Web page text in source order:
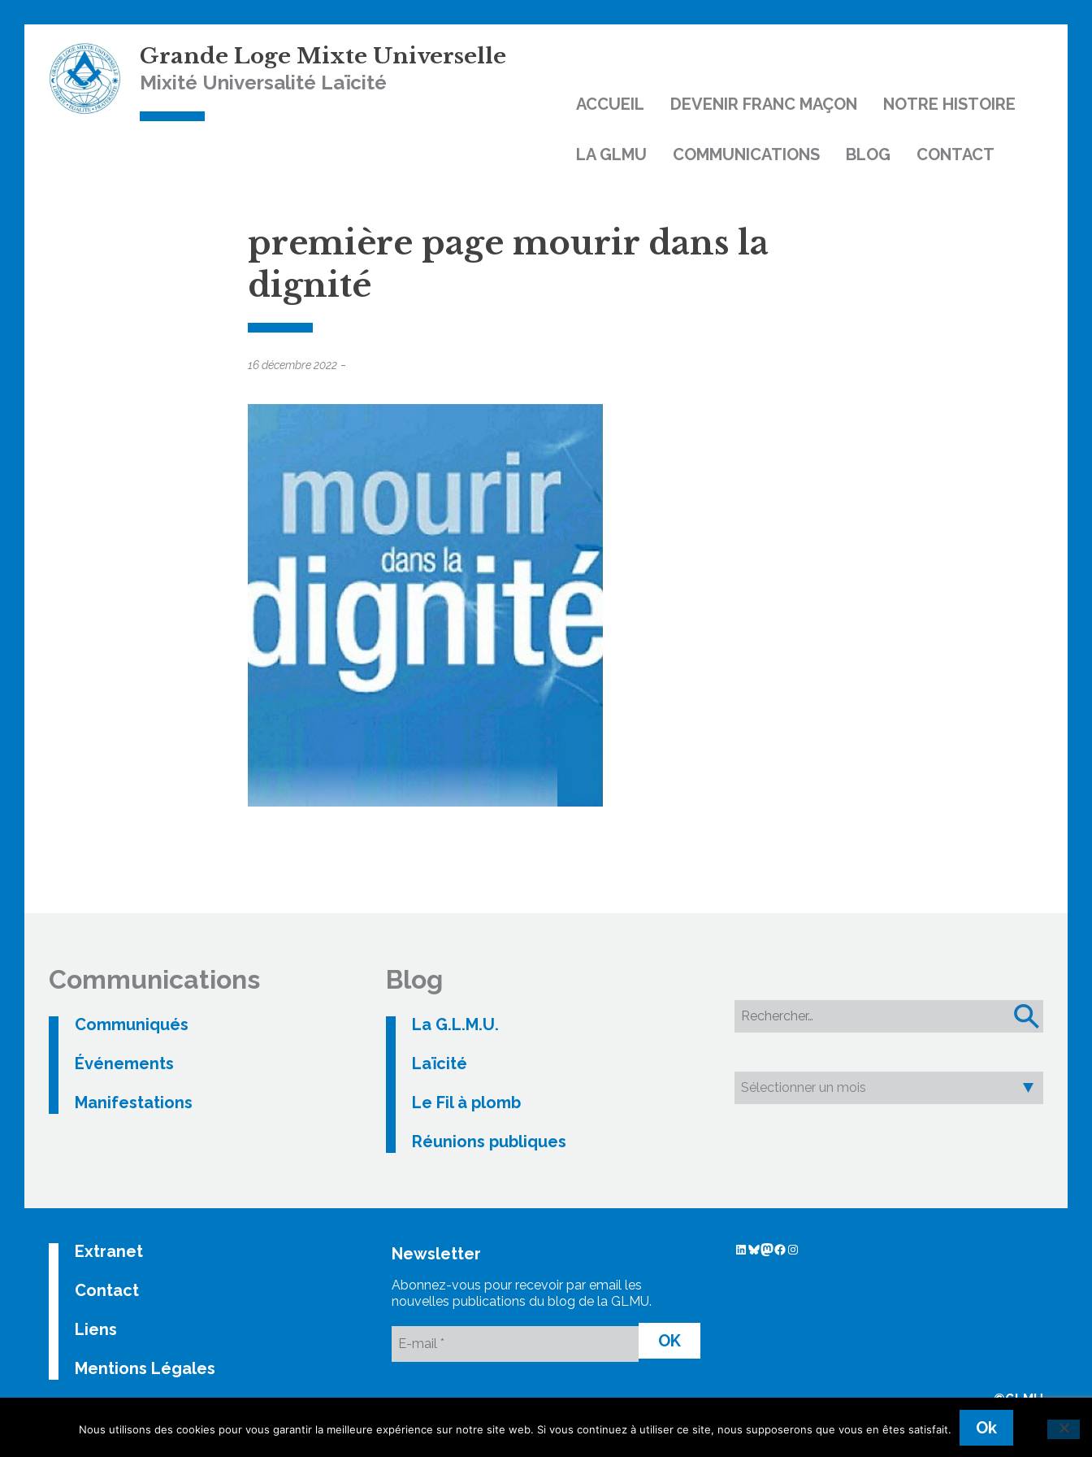
content
Grande Loge Mixte Universelle
Mixité Universalité Laïcité
ACCUEIL DEVENIR FRANC MAÇON NOTRE HISTOIRE
LA GLMU COMMUNICATIONS BLOG CONTACT
première page mourir dans la
dignité
16 décembre 2022 -
Communications
Communiqués
Événements
Manifestations
Blog
La G.L.M.U.
Laïcité
Le Fil à plomb
Réunions publiques
Rechercher :
Extranet
Contact
Liens
Mentions Légales
Newsletter
Abonnez-vous pour recevoir par email les
nouvelles publications du blog de la GLMU.
LinkedIn
Bluesky
Mastodon
Facebook GLMU
Instagram
©GLMU
Nous utilisons des cookies pour vous garantir la meilleure expérience sur notre site web. Si vous continuez à utiliser ce site, nous supposerons que vous en êtes satisfait. Ok